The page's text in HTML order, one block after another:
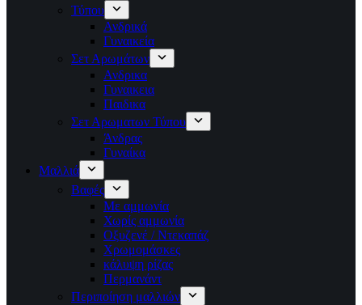
Τύπου
Ανδρικά
Γυναικεία
Σετ Αρωμάτων
Ανδρικα
Γυναικεια
Παιδικα
Σετ Αρωματων Τύπου
Άνδρας
Γυναίκα
Μαλλιά
Βαφές
Με αμμωνία
Χωρίς αμμωνία
Οξυζενέ / Ντεκαπάζ
Χρωμομάσκες
κάλυψη ρίζας
Περμανάντ
Περιποίηση μαλλιών